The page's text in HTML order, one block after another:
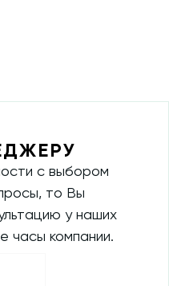
с выбором
то Вы
у наших
часы компании.